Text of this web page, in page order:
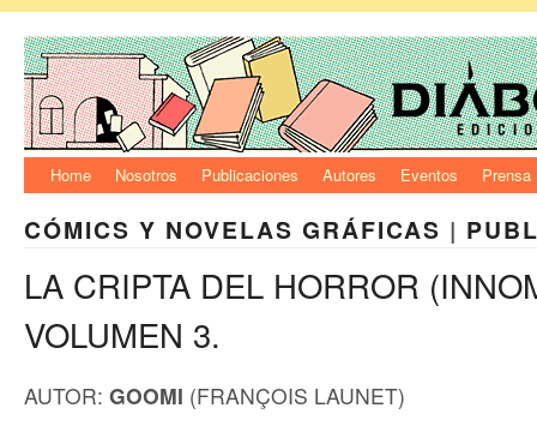
Home Nosotros Publicaciones Autores Eventos Prensa
CÓMICS Y NOVELAS GRÁFICAS |
LA CRIPTA DEL HORROR
VOLUMEN 3.
AUTOR: GOOMI (FRANÇOIS LAUNET)